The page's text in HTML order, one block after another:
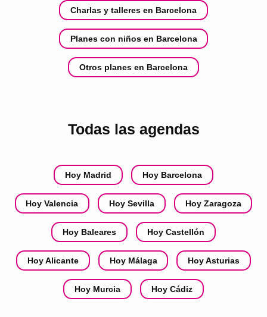
Charlas y talleres en Barcelona
Planes con niños en Barcelona
Otros planes en Barcelona
Todas las agendas
Hoy Madrid Hoy Barcelona
Hoy Valencia Hoy Sevilla Hoy Zaragoza
Hoy Baleares Hoy Castellón
Hoy Alicante Hoy Málaga Hoy Asturias
Hoy Murcia Hoy Cádiz